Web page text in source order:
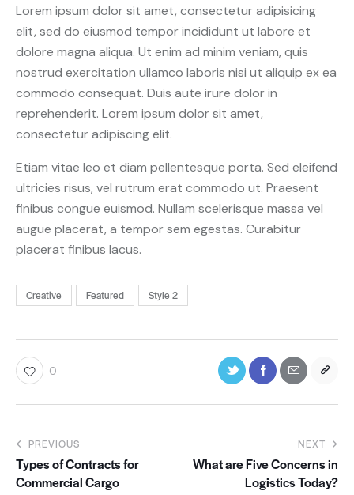
Lorem ipsum dolor sit amet, consectetur adipisicing
elit, sed do eiusmod tempor incididunt ut labore et
dolore magna aliqua. Ut enim ad minim veniam, quis
nostrud exercitation ullamco laboris nisi ut aliquip ex ea
commodo consequat. Duis aute irure dolor in
reprehenderit. Lorem ipsum dolor sit amet,
consectetur adipiscing elit.
Etiam vitae leo et diam pellentesque porta. Sed eleifend
ultricies risus, vel rutrum erat commodo ut. Praesent
finibus congue euismod. Nullam scelerisque massa vel
augue placerat, a tempor sem egestas. Curabitur
placerat finibus lacus.
Creative Featured Style 2
0
PREVIOUS
Types of Contracts for
Commercial Cargo
NEXT
What are Five Concerns in
Logistics Today?